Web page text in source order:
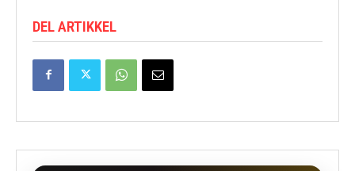
DEL ARTIKKEL